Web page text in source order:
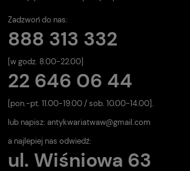
Zadzwoń do nas:
888 313 332
[w godz. 8.00-22.00]
22 646 06 44
[pon.-pt. 11.00-19.00 / sob. 10.00-14.00].
lub napisz: antykwariatwaw@gmail.com
a najlepiej nas odwiedź:
ul. Wiśniowa 63